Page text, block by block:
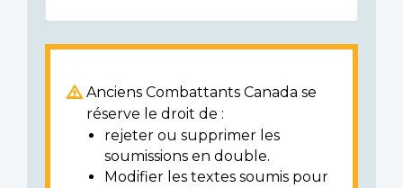
Anciens Combattants Canada se
réserve le droit de :
rejeter ou supprimer les
soumissions en double.
Modifier les textes soumis pour